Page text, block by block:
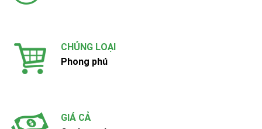
CHỦNG LOẠI
Phong phú
GIÁ CẢ